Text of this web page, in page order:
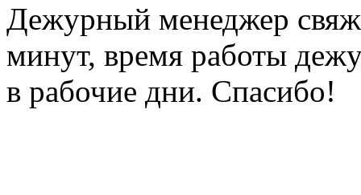
Дежурный менеджер
минут, время работы
в рабочие дни. Спасибо!